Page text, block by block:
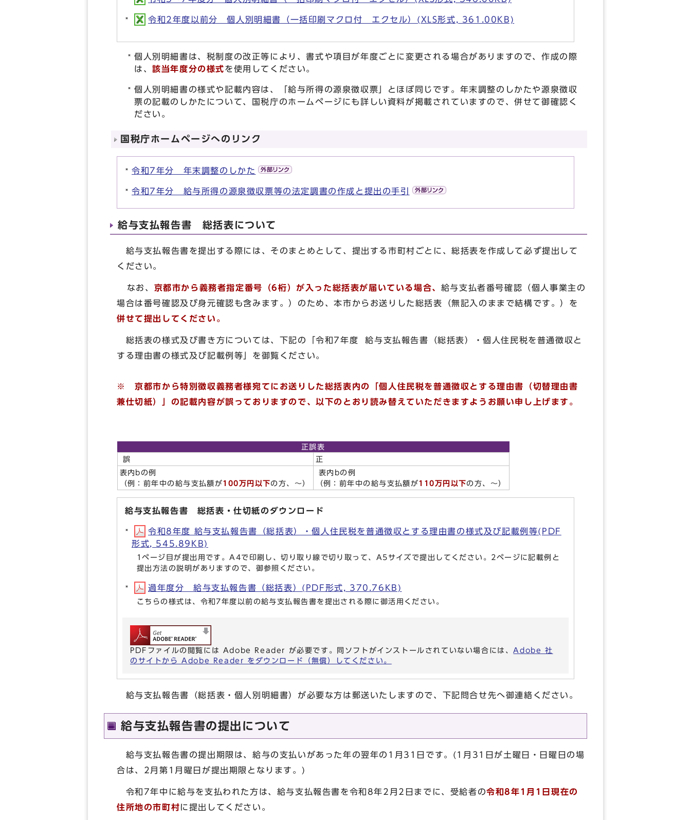
令和2年度以前分 個人別明細書（一括印刷マクロ付 エクセル）(XLS形式, 361.00KB)
個人別明細書は、税制度の改正等により、書式や項目が年度ごとに変更される場合がありますので、作成の際
は、該当年度分の様式を使用してください。
個人別明細書の様式や記載内容は、「給与所得の源泉徴収票」とほぼ同じです。年末調整のしかたや源泉徴収
票の記載のしかたについて、国税庁のホームページにも詳しい資料が掲載されていますので、併せて御確認く
ださい。
国税庁ホームページへのリンク
令和7年分 年末調整のしかた
令和7年分 給与所得の源泉徴収票等の法定調書の作成と提出の手引
給与支払報告書 総括表について
給与支払報告書を提出する際には、そのまとめとして、提出する市町村ごとに、総括表を作成して必ず提出して
ください。
なお、 京都市から義務者指定番号（6桁）が入った総括表が届いている場合、 給与支払者番号確認（個人事業主の
場合は番号確認及び身元確認も含みます。）のため、本市からお送りした総括表（無記入のままで結構です。）を
併せて提出してください。
総括表の様式及び書き方については、下記の「令和7年度 給与支払報告書（総括表）・個人住民税を普通徴収と
する理由書の様式及び記載例等」を御覧ください。
※ 京都市から特別徴収義務者様宛てにお送りした総括表内の「個人住民税を普通徴収とする理由書（切替理由書
兼仕切紙）」の記載内容が誤っておりますので、以下のとおり読み替えていただきますようお願い申し上げます。
正誤表
誤
正
表内bの例
（例：前年中の給与支払額が100万円以下の方、～）
表内bの例
（例：前年中の給与支払額が110万円以下の方、～）
給与支払報告書 総括表・仕切紙のダウンロード
令和8年度 給与支払報告書（総括表）・個人住民税を普通徴収とする理由書の様式及び記載例等(PDF
形式, 545.89KB)
1ページ目が提出用です。A4で印刷し、切り取り線で切り取って、A5サイズで提出してください。2ページに記載例と
提出方法の説明がありますので、御参照ください。
過年度分 給与支払報告書（総括表）(PDF形式, 370.76KB)
こちらの様式は、令和7年度以前の給与支払報告書を提出される際に御活用ください。
PDFファイルの閲覧には Adobe Reader が必要です。同ソフトがインストールされていない場合には、Adobe 社
のサイトから Adobe Reader をダウンロード（無償）してください。
給与支払報告書（総括表・個人別明細書）が必要な方は郵送いたしますので、下記問合せ先へ御連絡ください。
給与支払報告書の提出について
給与支払報告書の提出期限は、給与の支払いがあった年の翌年の1月31日です。(1月31日が土曜日・日曜日の場
合は、2月第1月曜日が提出期限となります。)
令和7年中に給与を支払われた方は、給与支払報告書を令和8年2月2日までに、受給者の令和8年1月1日現在の
住所地の市町村に提出してください。